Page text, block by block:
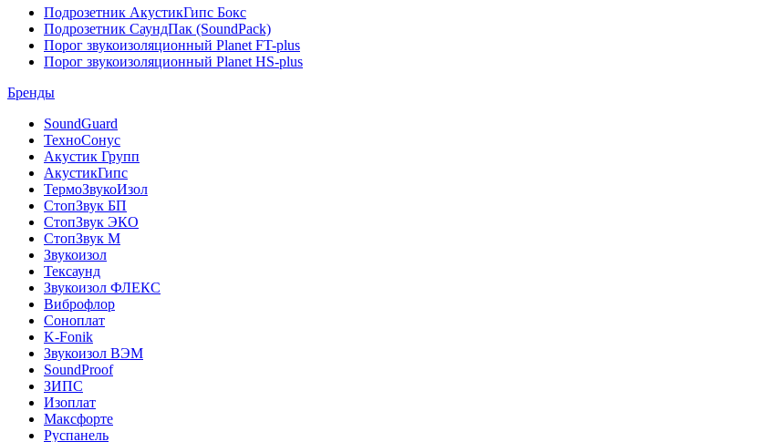
Подрозетник АкустикГипс Бокс
Подрозетник СаундПак (SoundPack)
Порог звукоизоляционный Planet FT-plus
Порог звукоизоляционный Planet HS-plus
Бренды
SoundGuard
ТехноСонус
Акустик Групп
АкустикГипс
ТермоЗвукоИзол
СтопЗвук БП
СтопЗвук ЭКО
СтопЗвук М
Звукоизол
Тексаунд
Звукоизол ФЛЕКС
Виброфлор
Соноплат
K-Fonik
Звукоизол ВЭМ
SoundProof
ЗИПС
Изоплат
Максфорте
Руспанель